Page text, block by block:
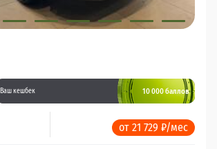
Ваш кешбек 10 000 баллов
от 21 729 ₽/мес